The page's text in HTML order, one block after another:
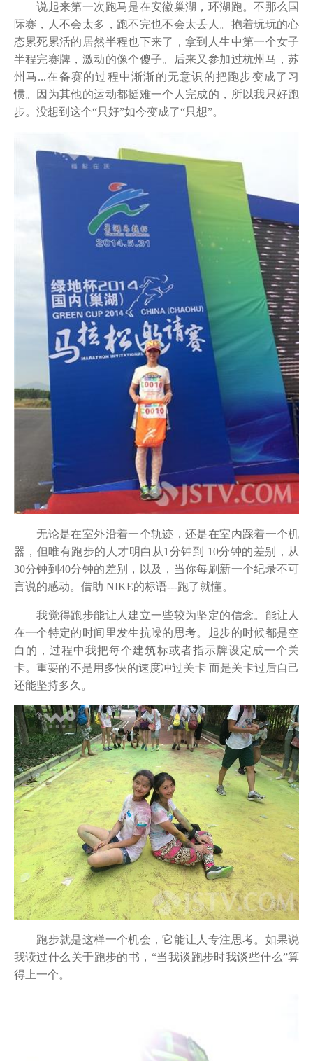
说起来第一次跑马是在安徽巢湖，环湖跑。不那么国
际赛，人不会太多，跑不完也不会太丢人。抱着玩玩的心
态累死累活的居然半程也下来了，拿到人生中第一个女子
半程完赛牌，激动的像个傻子。后来又参加过杭州马，苏
州马...在备赛的过程中渐渐的无意识的把跑步变成了习
惯。因为其他的运动都挺难一个人完成的，所以我只好跑
步。没想到这个“只好”如今变成了“只想”。
无论是在室外沿着一个轨迹，还是在室内踩着一个机
器，但唯有跑步的人才明白从1分钟到 10分钟的差别，从
30分钟到40分钟的差别，以及，当你每刷新一个纪录不可
言说的感动。借助 NIKE的标语---跑了就懂。
我觉得跑步能让人建立一些较为坚定的信念。能让人
在一个特定的时间里发生抗噪的思考。起步的时候都是空
白的，过程中我把每个建筑标或者指示牌设定成一个关
卡。重要的不是用多快的速度冲过关卡 而是关卡过后自己
还能坚持多久。
跑步就是这样一个机会，它能让人专注思考。如果说
我读过什么关于跑步的书，“当我谈跑步时我谈些什么”算
得上一个。